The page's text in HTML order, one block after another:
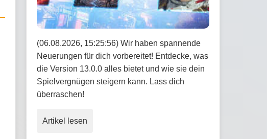
(06.08.2026, 15:25:56) Wir haben spannende
Neuerungen für dich vorbereitet! Entdecke, was
die Version 13.0.0 alles bietet und wie sie dein
Spielvergnügen steigern kann. Lass dich
überraschen!
Artikel lesen